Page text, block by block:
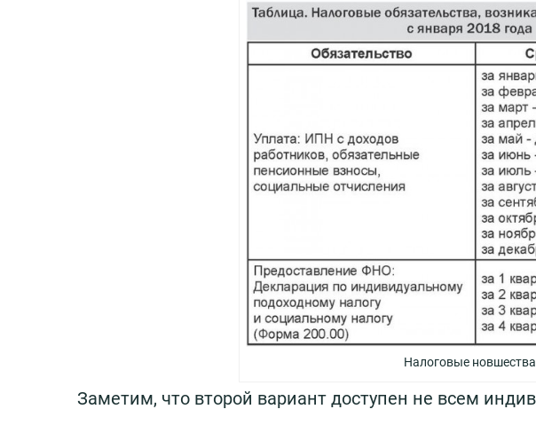
Налоговые новшества
Заметим, что второй вариант доступен не всем